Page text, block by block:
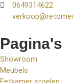
0649314622
Pagina's
Showroom
Meubels